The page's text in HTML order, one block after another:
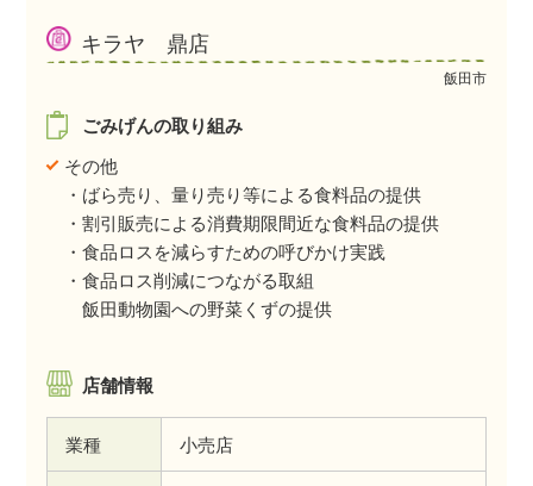
キラヤ 鼎店
飯田市
ごみげんの取り組み
その他
・ばら売り、量り売り等による食料品の提供
・割引販売による消費期限間近な食料品の提供
・食品ロスを減らすための呼びかけ実践
・食品ロス削減につながる取組
飯田動物園への野菜くずの提供
店舗情報
業種 小売店